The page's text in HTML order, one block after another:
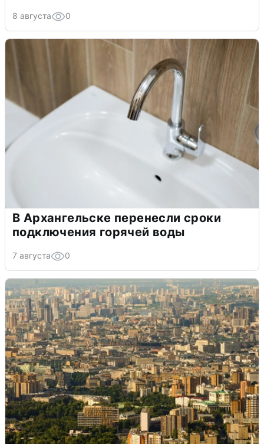
8 августа 0
В Архангельске перенесли сроки
подключения горячей воды
7 августа 0